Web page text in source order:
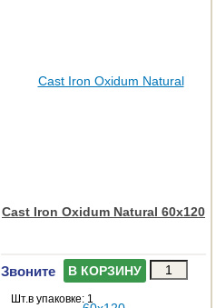
Cast Iron Oxidum Natural 60x120
Звоните В КОРЗИНУ
Шт.в упаковке: 1